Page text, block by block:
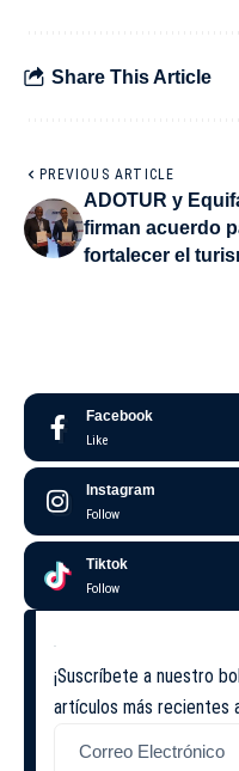
Share This Article
PREVIOUS ARTICLE
ADOTUR y
firman acuerdo
fortalecer el
Facebook
Like
Instagram
Follow
Tiktok
Follow
¡Suscríbete a nuestro
artículos más recientes